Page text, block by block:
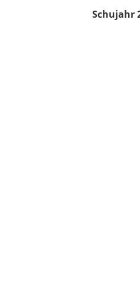
Schujahr